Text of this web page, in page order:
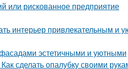
или рискованное предприятие
интерьер привлекательным и
эстетичными и уютными
сделать опалубку своими